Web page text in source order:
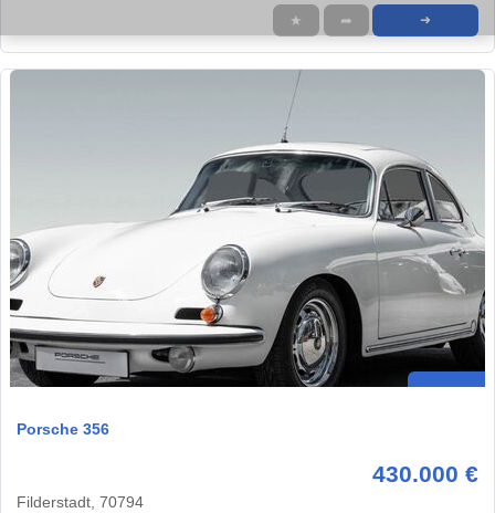
★ ➦ ➜
Porsche 356
430.000 €
Filderstadt, 70794